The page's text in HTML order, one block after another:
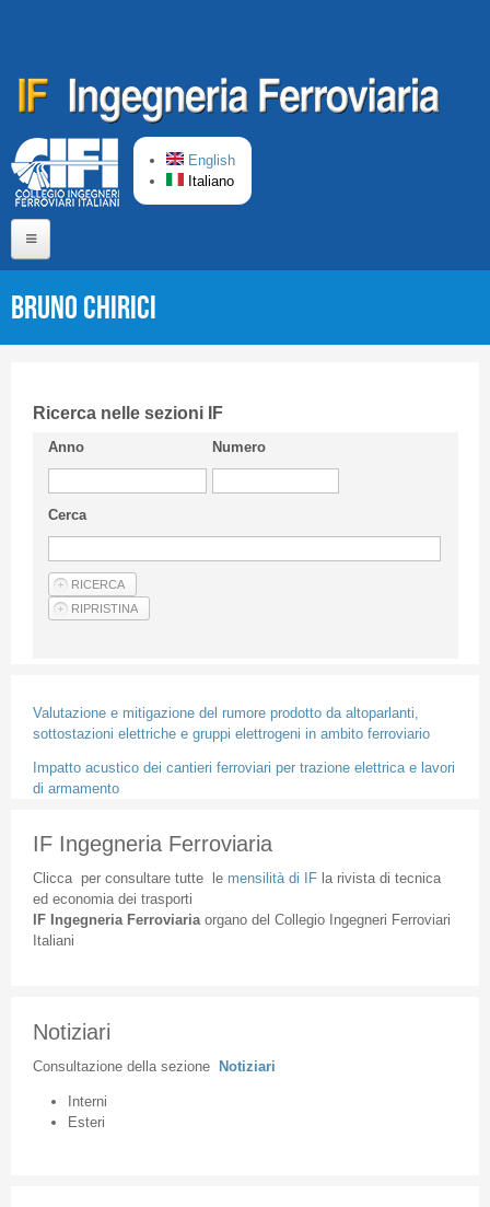
English
Italiano
CIFI in breve
Linee Guida
Privacy Policy
Articoli
Bruno CHIRICI
Ricerca nelle sezioni IF
Anno Numero
Cerca
Valutazione e mitigazione del rumore prodotto da altoparlanti,
sottostazioni elettriche e gruppi elettrogeni in ambito ferroviario
Impatto acustico dei cantieri ferroviari per trazione elettrica e lavori
di armamento
IF Ingegneria Ferroviaria
Cliccaper consultare tuttele mensilità di IFla rivista di tecnica
ed economia dei trasporti
IF Ingegneria Ferroviaria organodel Collegio Ingegneri Ferroviari
Italiani
Notiziari
Consultazione della sezione Notiziari
Interni
Esteri